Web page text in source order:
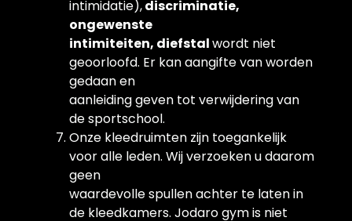
intimidatie),discriminatie,
ongewenste
intimiteiten, diefstalwordt niet
geoorloofd. Er kan aangifte van worden
gedaan en
aanleiding geven tot verwijdering van
de sportschool.
Onze kleedruimten zijn toegankelijk
voor alle leden. Wij verzoeken u daarom
geen
waardevolle spullen achter te laten in
de kleedkamers. Jodaro gym is niet